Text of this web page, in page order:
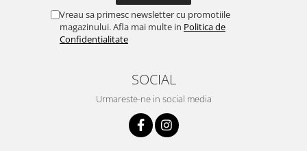
Vreau sa primesc newsletter cu promotiile
magazinului. Afla mai multe in Politica de
Confidentialitate
SOCIAL
Urmareste-ne in social media